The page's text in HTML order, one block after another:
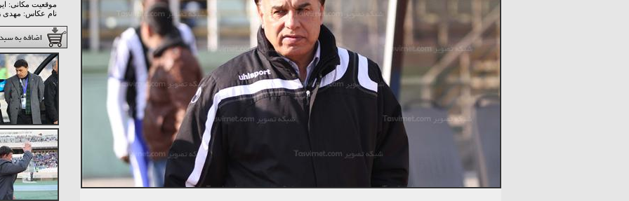
موقعیت مکانی:
نام عکاس: مهدی